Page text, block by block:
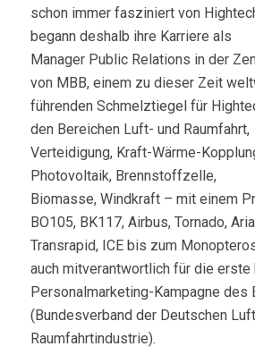
schon immer fasziniert von
begann deshalb ihre Karriere als
Manager Public Relations in der
von MBB, einem zu dieser Zeit
führenden Schmelztiegel für
den Bereichen Luft- und Raumfahrt,
Verteidigung, Kraft-Wärme-
Photovoltaik, Brennstoffzelle,
Biomasse, Windkraft – mit einem
BO105, BK117, Airbus, Tornado,
Transrapid, ICE bis zum
auch mitverantwortlich für die erste
Personalmarketing-Kampagne des
(Bundesverband der Deutschen
Raumfahrtindustrie).